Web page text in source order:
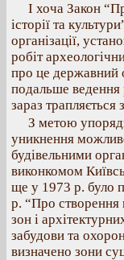
І хоча Закон
історії та
організації,
робіт
про це державний
подальше ведення
зараз трапляється
З метою
уникнення
будівельними
виконкомом
ще у 1973 р. було
р. “Про створення
зон і
забудови та
визначено зони